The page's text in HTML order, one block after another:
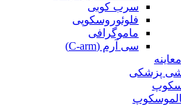
سرب کوبی
فلوئوروسکوپی
ماموگرافی
سی آرم (C-arm)
پزشکی